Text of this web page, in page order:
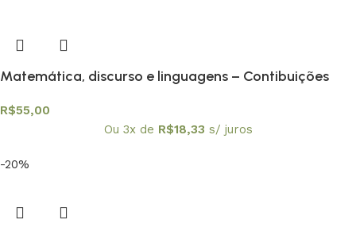
Matemática, discurso e linguagens – Contibuições
R$55,00
Ou 3x de R$18,33 s/ juros
-20%